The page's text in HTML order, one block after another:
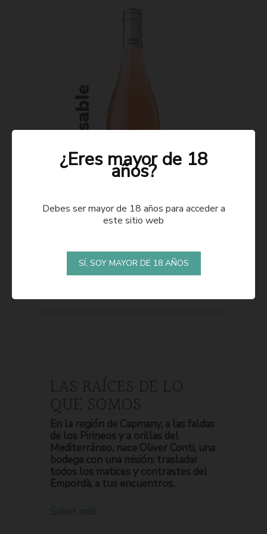
LAS RAÍCES DE LO
QUE SOMOS
En la región de Capmany, a las faldas
de los Pirineos y a orillas del
Mediterráneo, nace Oliver Conti, una
bodega con una misión: trasladar
todos los matices y contrastes del
Empordà, a tus encuentros.
¿Eres mayor de 18
años?
Debes ser mayor de 18 años para acceder a
este sitio web
SÍ, SOY MAYOR DE 18 AÑOS